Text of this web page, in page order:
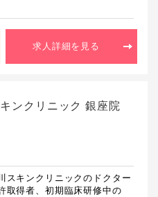
求人詳細を見る
ンクリニック 銀座院
スキンクリニックのドクター
取得者、初期臨床研修中の